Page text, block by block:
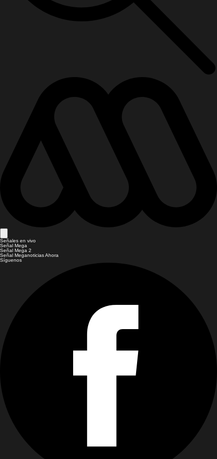
Señales en vivo
Señal Mega
Señal Mega 2
Señal Meganoticias Ahora
Síguenos